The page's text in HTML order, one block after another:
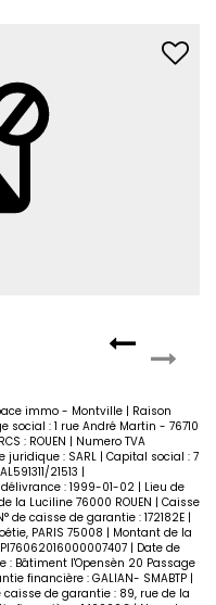
immo - Montville | Raison
social : 1 rue André Martin - 76710
: ROUEN | Numero TVA
juridique : SARL | Capital social : 7
21513 |
: 1999-01-02 | Lieu de
la Luciline 76000 ROUEN | Caisse
de caisse de garantie : 172182E |
PARIS 75008 | Montant de la
| Date de
Bâtiment l'Opensèn 20 Passage
financière : GALIAN- SMABTP |
caisse de garantie : 89, rue de la